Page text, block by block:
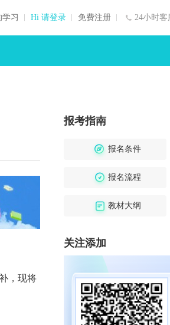
24小时客
习 Hi 请登录 免费注册
，现将
报考指南
报名条件
报名流程
教材大纲
关注添加